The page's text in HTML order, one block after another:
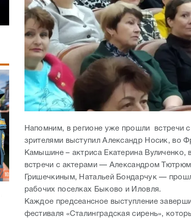
Напомним, в регионе уже прошли встречи
зрителями выступил Александр Носик, во
Камышине – актриса Екатерина
встречи с актерами — Александром
Гришечкиным, Натальей Бондарчук —
рабочих поселках Быково и Иловля.
Каждое предсеансное выступление
фестиваля «Сталинградская сирень»,